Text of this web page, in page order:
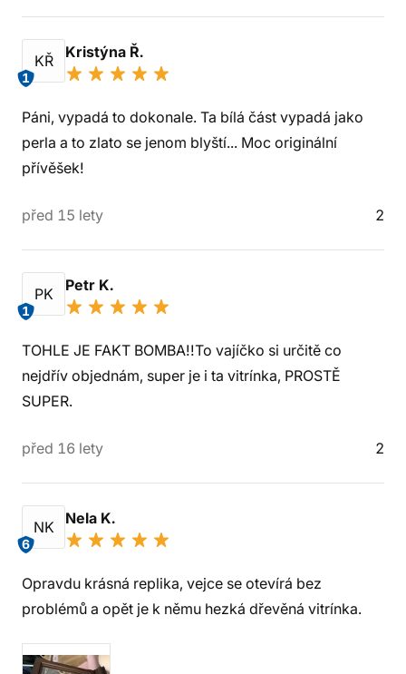
KŘ
1
Kristýna Ř.
Páni, vypadá to dokonale. Ta bílá část vypadá jako
perla a to zlato se jenom blyští... Moc originální
přívěšek!
před 15 lety 2
PK
1
Petr K.
TOHLE JE FAKT BOMBA!!To vajíčko si určitě co
nejdřív objednám, super je i ta vitrínka, PROSTĚ
SUPER.
před 16 lety 2
NK
6
Nela K.
Opravdu krásná replika, vejce se otevírá bez
problémů a opět je k němu hezká dřevěná vitrínka.